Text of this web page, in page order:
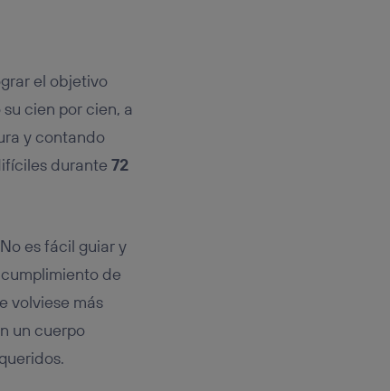
el objetivo
cien por cien, a
y contando
durante 72
es fácil guiar y
de
volviese más
un cuerpo